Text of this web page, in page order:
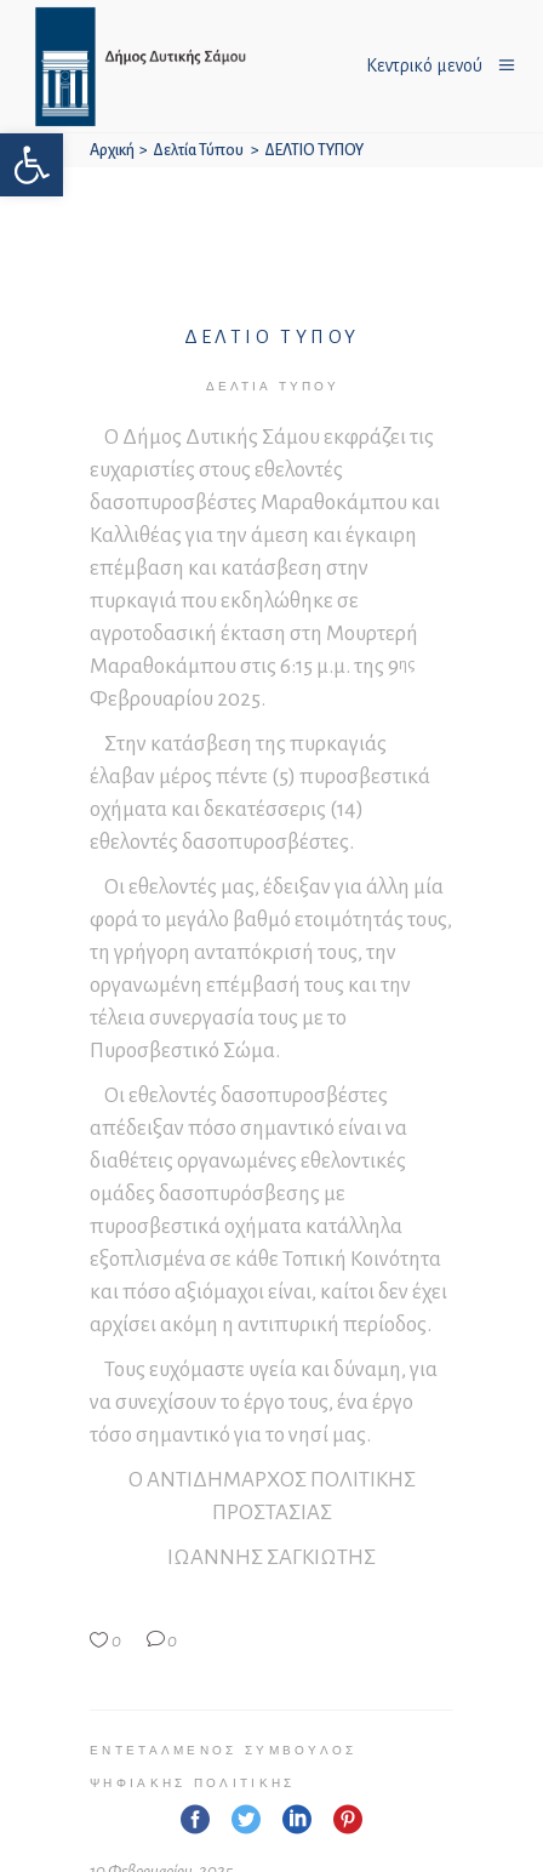
Ανοίξτε τη γραμμή εργαλείων
Κεντρικό μενού
Αρχική > Δελτία Τύπου > ΔΕΛΤΙΟ ΤΥΠΟΥ
ΔΕΛΤΙΟ ΤΥΠΟΥ
ΔΕΛΤΊΑ ΤΎΠΟΥ
Ο Δήμος Δυτικής Σάμου εκφράζει τις
ευχαριστίες στους εθελοντές
δασοπυροσβέστες Μαραθοκάμπου και
Καλλιθέας για την άμεση και έγκαιρη
επέμβαση και κατάσβεση στην
πυρκαγιά που εκδηλώθηκε σε
αγροτοδασική έκταση στη Μουρτερή
Μαραθοκάμπου στις 6:15 μ.μ. της 9ης
Φεβρουαρίου 2025.
Στην κατάσβεση της πυρκαγιάς
έλαβαν μέρος πέντε (5) πυροσβεστικά
οχήματα και δεκατέσσερις (14)
εθελοντές δασοπυροσβέστες.
Οι εθελοντές μας, έδειξαν για άλλη μία
φορά το μεγάλο βαθμό ετοιμότητάς τους,
τη γρήγορη ανταπόκρισή τους, την
οργανωμένη επέμβασή τους και την
τέλεια συνεργασία τους με το
Πυροσβεστικό Σώμα.
Οι εθελοντές δασοπυροσβέστες
απέδειξαν πόσο σημαντικό είναι να
διαθέτεις οργανωμένες εθελοντικές
ομάδες δασοπυρόσβεσης με
πυροσβεστικά οχήματα κατάλληλα
εξοπλισμένα σε κάθε Τοπική Κοινότητα
και πόσο αξιόμαχοι είναι, καίτοι δεν έχει
αρχίσει ακόμη η αντιπυρική περίοδος.
Τους ευχόμαστε υγεία και δύναμη, για
να συνεχίσουν το έργο τους, ένα έργο
τόσο σημαντικό για το νησί μας.
Ο ΑΝΤΙΔΗΜΑΡΧΟΣ ΠΟΛΙΤΙΚΗΣ
ΠΡΟΣΤΑΣΙΑΣ
ΙΩΑΝΝΗΣ ΣΑΓΚΙΩΤΗΣ
0 0
ΕΝΤΕΤΑΛΜΈΝΟΣ ΣΎΜΒΟΥΛΟΣ
ΨΗΦΙΑΚΉΣ ΠΟΛΙΤΙΚΉΣ